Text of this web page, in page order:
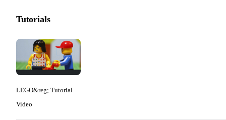
Tutorials
LEGO&reg; Tutorial
Video